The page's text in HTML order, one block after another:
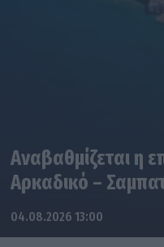
Αναβαθμίζεται η
Αρκαδικό –
04.08.2026 13:00